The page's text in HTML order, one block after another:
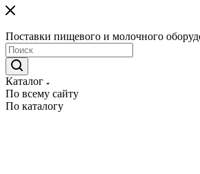
Поставки пищевого и молочного
Каталог
По всему сайту
По каталогу